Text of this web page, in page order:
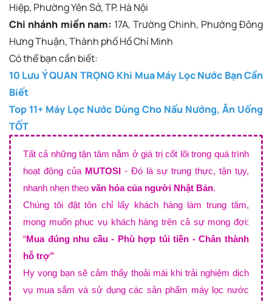
Hiệp, Phường Yên Sở, TP. Hà Nội
Chi nhánh miền nam: 17A, Trường Chinh, Phường Đông
Hưng Thuận, Thành phố Hồ Chí Minh
Có thể bạn cần biết:
10 Lưu Ý QUAN TRỌNG Khi Mua Máy Lọc Nước Bạn Cần
Biết
Top 11+ Máy Lọc Nước Dùng Cho Nấu Nướng, Ăn Uống
TỐT
Tất cả những tận tâm nằm ở giá trị cốt lõi trong quá trình
hoạt động của MUTOSI - Đó là sự trung thực, tận tụy,
nhanh nhẹn theo văn hóa của người Nhật Bản.
Chúng tôi đặt tôn chỉ lấy khách hàng làm trung tâm,
mong muốn phục vụ khách hàng trên cả sự mong đợi:
“Mua đúng nhu cầu - Phù hợp túi tiền - Chân thành
hỗ trợ”
Hy vọng bạn sẽ cảm thấy thoải mái khi trải nghiệm dịch
vụ mua sắm và sử dụng các sản phẩm máy lọc nước